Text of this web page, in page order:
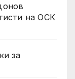
на ОСК
за